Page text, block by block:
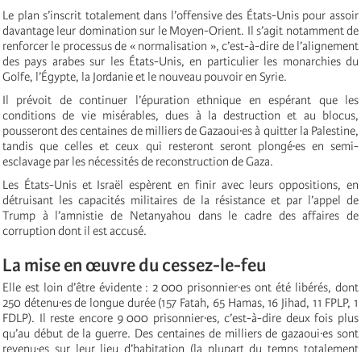
Le plan s’inscrit totalement dans l’offensive des États-Unis pour assoir
davantage leur domination sur le Moyen-Orient. Il s’agit notamment de
renforcer le processus de « normalisation », c’est-à-dire de l’alignement
des pays arabes sur les États-Unis, en particulier les monarchies du
Golfe, l’Égypte, la Jordanie et le nouveau pouvoir en Syrie.
Il prévoit de continuer l’épuration ethnique en espérant que les
conditions de vie misérables, dues à la destruction et au blocus,
pousseront des centaines de milliers de Gazaoui·es à quitter la Palestine,
tandis que celles et ceux qui resteront seront plongé·es en semi-
esclavage par les nécessités de reconstruction de Gaza.
Les États-Unis et Israël espèrent en finir avec leurs oppositions, en
détruisant les capacités militaires de la résistance et par l’appel de
Trump à l’amnistie de Netanyahou dans le cadre des affaires de
corruption dont il est accusé.
La mise en œuvre du cessez-le-feu
Elle est loin d’être évidente : 2 000 prisonnier·es ont été libérés, dont
250 détenu·es de longue durée (157 Fatah, 65 Hamas, 16 Jihad, 11 FPLP, 1
FDLP). Il reste encore 9 000 prisonnier·es, c’est-à-dire deux fois plus
qu’au début de la guerre. Des centaines de milliers de gazaoui·es sont
revenu·es sur leur lieu d’habitation (la plupart du temps totalement